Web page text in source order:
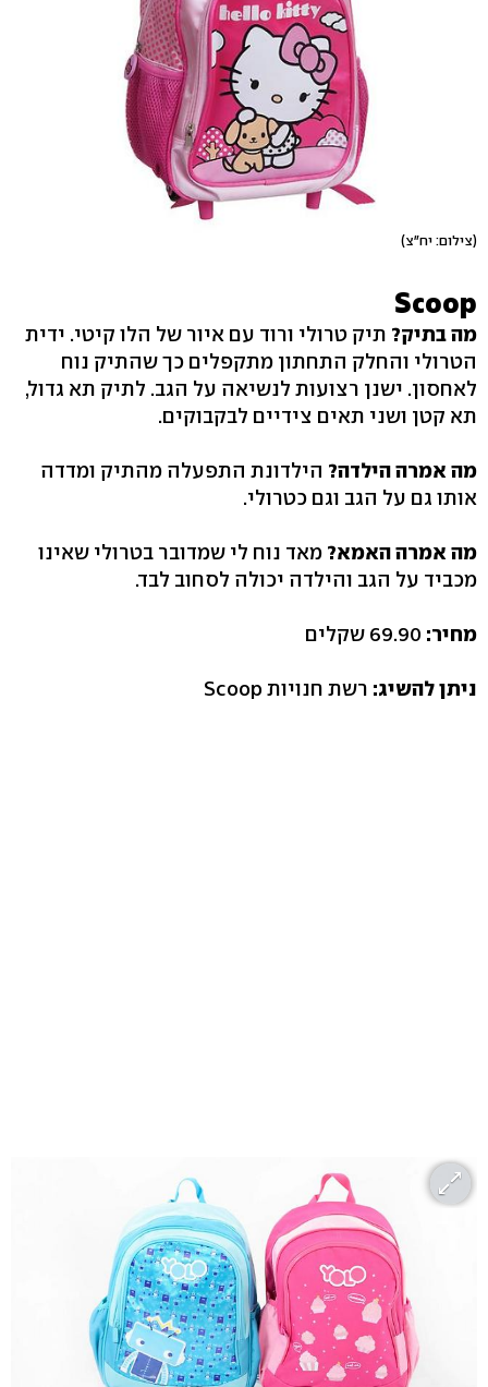
(צילום: יח"צ)
Scoop
מה בתיק? תיק טרולי ורוד עם איור של הלו קיטי. ידית
הטרולי והחלק התחתון מתקפלים כך שהתיק נוח
לאחסון. ישנן רצועות לנשיאה על הגב. לתיק תא גדול,
תא קטן ושני תאים צידיים לבקבוקים.
מה אמרה הילדה? הילדונת התפעלה מהתיק ומדדה
אותו גם על הגב וגם כטרולי.
מה אמרה האמא? מאד נוח לי שמדובר בטרולי שאינו
מכביד על הגב והילדה יכולה לסחוב לבד.
מחיר:
ניתן להשיג: רשת חנויות Scoop